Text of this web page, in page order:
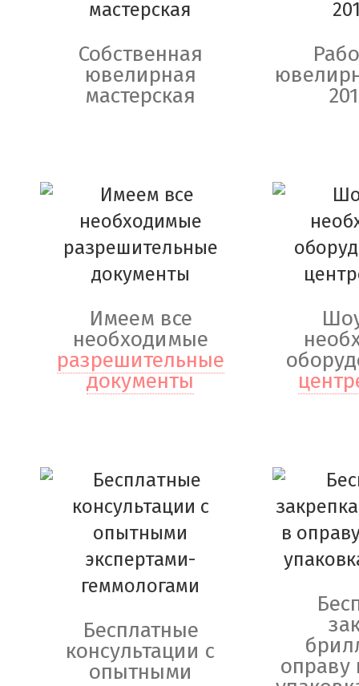
Собственная
ювелирная
мастерская
Имеем все
необходимые
разрешительные
документы
Бесплатные
консультации с
опытными
оправу